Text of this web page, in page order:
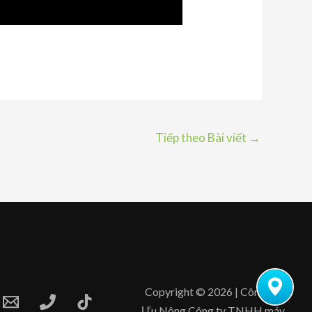
Tiếp theo Bài viết →
Copyright © 2026 | Công Ty